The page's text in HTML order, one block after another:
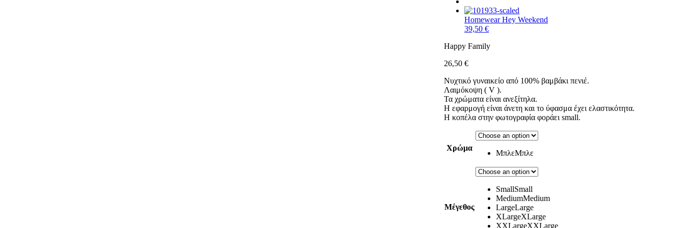
Homewear Hey Weekend
39,50€
Happy Family
26,50€
Νυχτικό γυναικείο από 100% βαμβάκι πενιέ.
Λαιμόκοψη ( V ).
Τα χρώματα είναι ανεξίτηλα.
Η εφαρμογή είναι άνετη και το ύφασμα έχει ελαστικότητα.
Η κοπέλα στην φωτογραφία φοράει small.
Χρώμα
ΜπλεΜπλε
Μέγεθος
SmallSmall
MediumMedium
LargeLarge
XLargeXLarge
XXLargeXXLarge